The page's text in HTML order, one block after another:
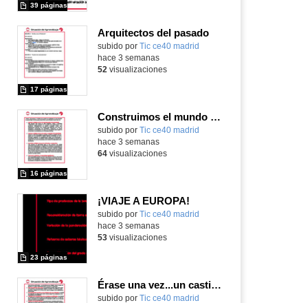
39 páginas
Arquitectos del pasado
subido por Tic ce40 madrid
17 páginas
hace 3 semanas
52 visualizaciones
Construimos el mundo con LEGO
subido por Tic ce40 madrid
16 páginas
hace 3 semanas
64visualizaciones
¡VIAJE A EUROPA!
subido por Tic ce40 madrid
23 páginas
hace 3 semanas
53visualizaciones
Érase una vez...un castillo medieval
subido por Tic ce40 madrid